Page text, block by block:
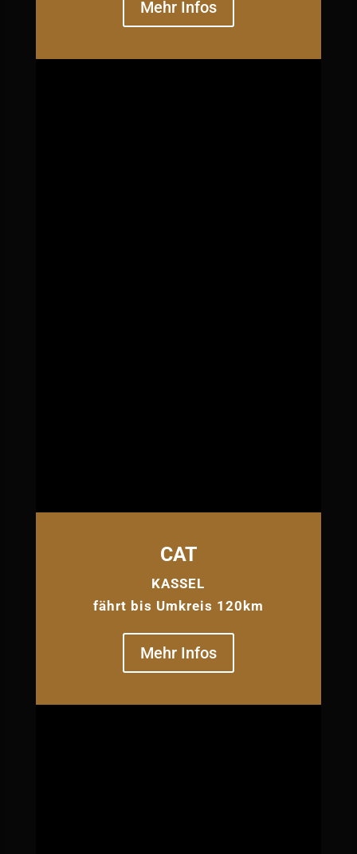
Mehr Infos
CAT
KASSEL
fährt bis Umkreis 120km
Mehr Infos